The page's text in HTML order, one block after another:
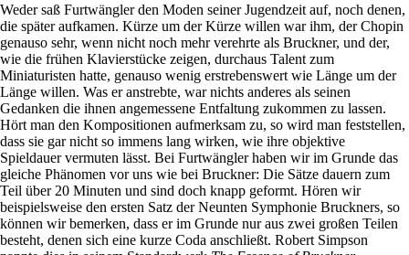
Weder saß Furtwängler den Moden seiner Jugendzeit auf, noch denen,
die später aufkamen. Kürze um der Kürze willen war ihm, der Chopin
genauso sehr, wenn nicht noch mehr verehrte als Bruckner, und der,
wie die frühen Klavierstücke zeigen, durchaus Talent zum
Miniaturisten hatte, genauso wenig erstrebenswert wie Länge um der
Länge willen. Was er anstrebte, war nichts anderes als seinen
Gedanken die ihnen angemessene Entfaltung zukommen zu lassen.
Hört man den Kompositionen aufmerksam zu, so wird man feststellen,
dass sie gar nicht so immens lang wirken, wie ihre objektive
Spieldauer vermuten lässt. Bei Furtwängler haben wir im Grunde das
gleiche Phänomen vor uns wie bei Bruckner: Die Sätze dauern zum
Teil über 20 Minuten und sind doch knapp geformt. Hören wir
beispielsweise den ersten Satz der Neunten Symphonie Bruckners, so
können wir bemerken, dass er im Grunde nur aus zwei großen Teilen
besteht, denen sich eine kurze Coda anschließt. Robert Simpson